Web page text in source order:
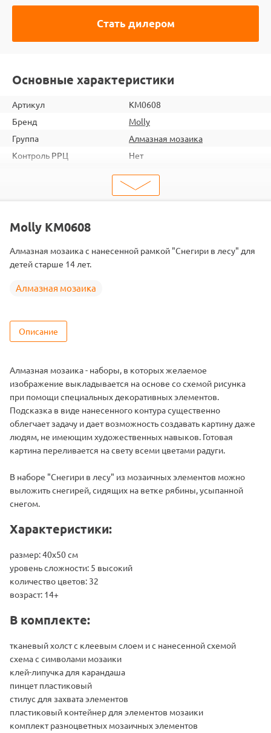
Стать дилером
Основные характеристики
Артикул
KM0608
Бренд
Molly
Группа
Алмазная мозаика
Контроль РРЦ
Нет
20
6920140885210
Тема
Цвет
32 цвета
Molly KM0608
Алмазная мозаика с нанесенной рамкой "Снегири в лесу" для
детей старше 14 лет.
Алмазная мозаика
Описание
Алмазная мозаика - наборы, в которых желаемое
изображение выкладывается на основе со схемой рисунка
при помощи специальных декоративных элементов.
Подсказка в виде нанесенного контура существенно
облегчает задачу и дает возможность создавать картину даже
людям, не имеющим художественных навыков. Готовая
картина переливается на свету всеми цветами радуги.
В наборе "Снегири в лесу" из мозаичных элементов можно
выложить снегирей, сидящих на ветке рябины, усыпанной
снегом.
Характеристики:
размер: 40х50 см
уровень сложности: 5 высокий
количество цветов: 32
возраст: 14+
В комплекте:
тканевый холст с клеевым слоем и с нанесенной схемой
схема с символами мозаики
клей-липучка для карандаша
пинцет пластиковый
стилус для захвата элементов
пластиковый контейнер для элементов мозаики
комплект разноцветных мозаичных элементов